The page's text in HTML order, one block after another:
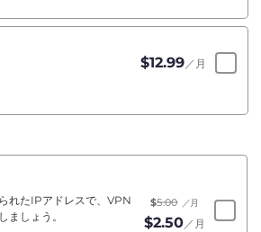
$12.99 ／月
れたIPアドレスで、VPN
ましょう。
$5.00 ／月
$2.50 ／月